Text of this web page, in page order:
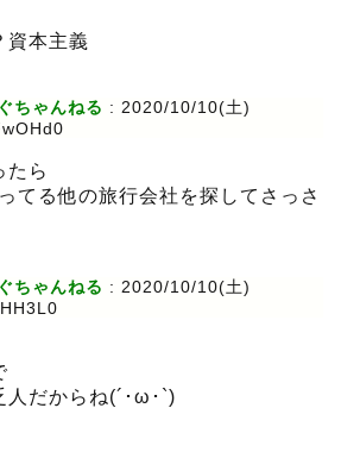
資本主義
ちゃんねる : 2020/10/10(土)
たら
てる他の旅行会社を探してさっさ
ちゃんねる : 2020/10/10(土)
人だからね(´･ω･`)